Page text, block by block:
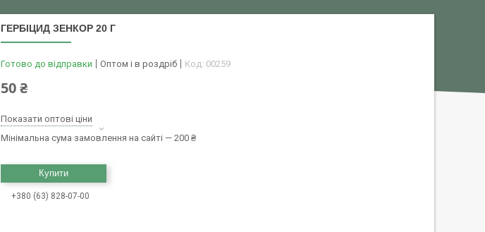
ГЕРБІЦИД ЗЕНКОР 20 Г
Готово до відправки Оптом і в роздріб Код: 00259
50 ₴
Показати оптові ціни
Мінімальна сума замовлення на сайті — 200 ₴
Купити
+380 (63) 828-07-00